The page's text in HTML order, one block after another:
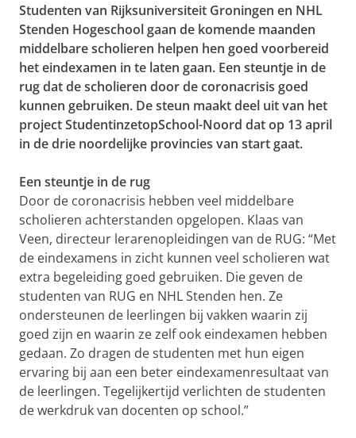
Studenten van Rijksuniversiteit Groningen en NHL
Stenden Hogeschool gaan de komende maanden
middelbare scholieren helpen hen goed voorbereid
het eindexamen in te laten gaan. Een steuntje in de
rug dat de scholieren door de coronacrisis goed
kunnen gebruiken. De steun maakt deel uit van het
project StudentinzetopSchool-Noord dat op 13 april
in de drie noordelijke provincies van start gaat.
Een steuntje in de rug
Door de coronacrisis hebben veel middelbare
scholieren achterstanden opgelopen. Klaas van
Veen, directeur lerarenopleidingen van de RUG: “Met
de eindexamens in zicht kunnen veel scholieren wat
extra begeleiding goed gebruiken. Die geven de
studenten van RUG en NHL Stenden hen. Ze
ondersteunen de leerlingen bij vakken waarin zij
goed zijn en waarin ze zelf ook eindexamen hebben
gedaan. Zo dragen de studenten met hun eigen
ervaring bij aan een beter eindexamenresultaat van
de leerlingen. Tegelijkertijd verlichten de studenten
de werkdruk van docenten op school.”